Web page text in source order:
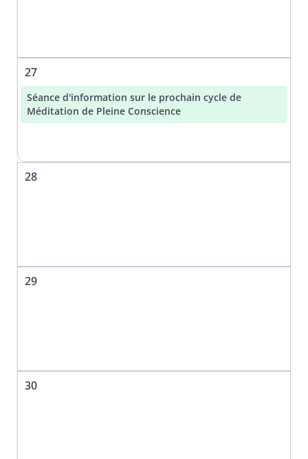
27
Séance d'information sur le prochain cycle de
Méditation de Pleine Conscience
28
29
30